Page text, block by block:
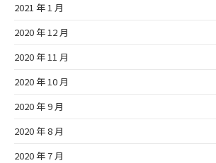
2021 年 1 月
2020 年 12 月
2020 年 11 月
2020 年 10 月
2020 年 9 月
2020 年 8 月
2020 年 7 月